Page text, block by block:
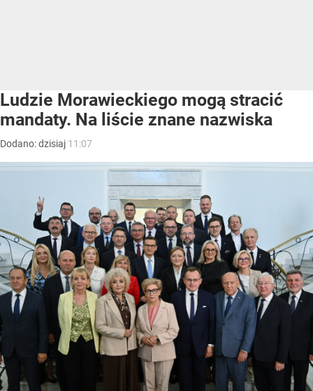
Ludzie Morawieckiego mogą stracić
mandaty. Na liście znane nazwiska
Dodano:dzisiaj 11:07